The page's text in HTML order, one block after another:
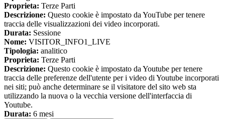
Proprieta: Terze Parti
Descrizione: Questo cookie è impostato da YouTube per tenere
traccia delle visualizzazioni dei video incorporati.
Durata: Sessione
Nome: VISITOR_INFO1_LIVE
Tipologia: analitico
Proprieta: Terze Parti
Descrizione: Questo cookie è impostato da Youtube per tenere
traccia delle preferenze dell'utente per i video di Youtube incorporati
nei siti; può anche determinare se il visitatore del sito web sta
utilizzando la nuova o la vecchia versione dell'interfaccia di
Youtube.
Durata: 6 mesi